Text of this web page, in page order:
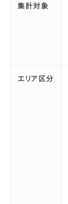
集計対象
エリア区分